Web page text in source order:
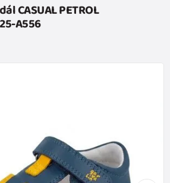
CASUAL PETROL
A556